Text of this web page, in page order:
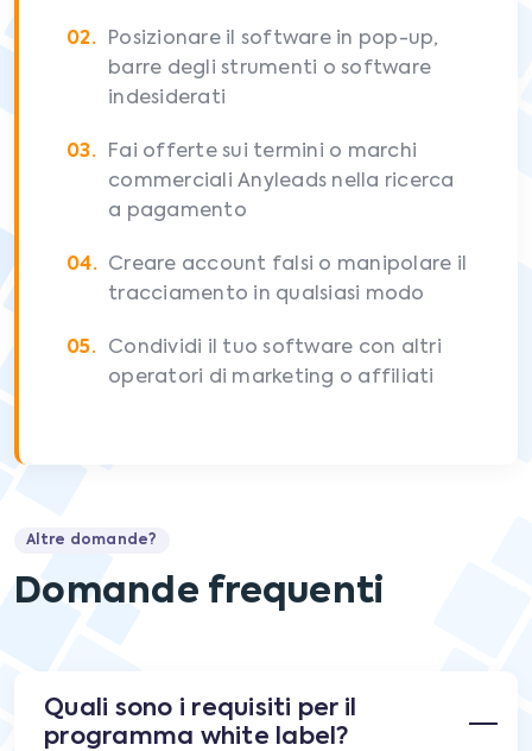
Posizionare il software in pop-up,
barre degli strumenti o software
indesiderati
Fai offerte sui termini o marchi
commerciali Anyleads nella ricerca
a pagamento
Creare account falsi o manipolare il
tracciamento in qualsiasi modo
Condividi il tuo software con altri
operatori di marketing o affiliati
Altre domande?
Domande frequenti
Quali sono i requisiti per il
programma white label?